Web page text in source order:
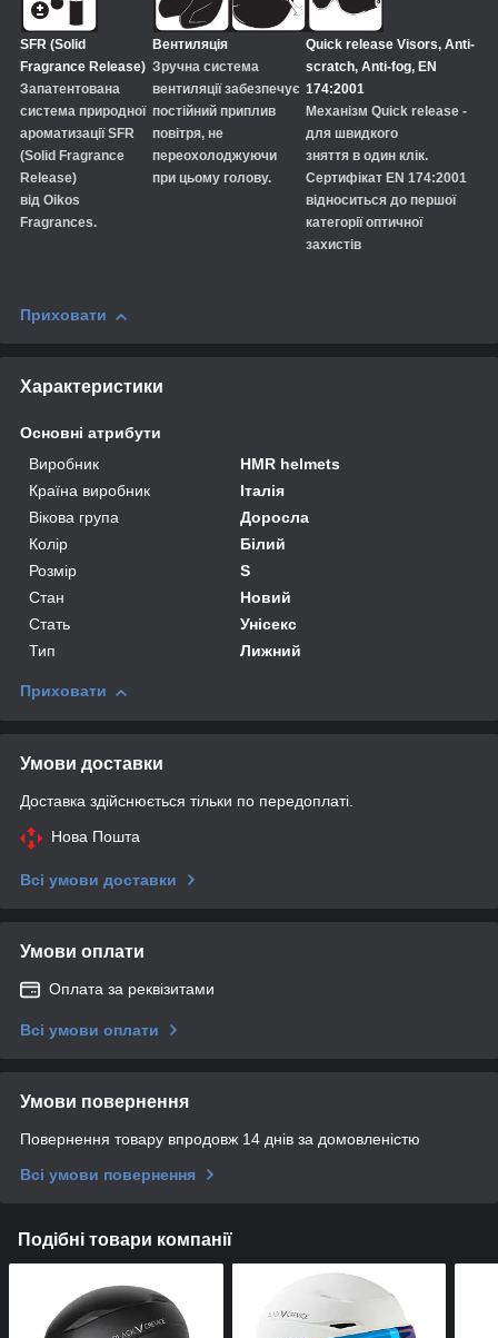
SFR (Solid
Fragrance Release)
Запатентована
система природної
ароматизації SFR
(Solid Fragrance
Release)
від Oikos
Fragrances.
Вентиляція
Зручна система
вентиляції забезпечує
постійний приплив
повітря, не
переохолоджуючи
при цьому голову.
Quick release Visors, Anti-
scratch, Anti-fog, EN
174:2001
Механізм Quick release -
для швидкого
зняття в один клік.
Сертифікат EN 174:2001
відноситься до першої
категорії оптичної
захистів
Приховати
Характеристики
Основні атрибути
Виробник
HMR helmets
Країна виробник
Італія
Вікова група
Доросла
Колір
Білий
Розмір
S
Стан
Новий
Стать
Унісекс
Тип
Лижний
Приховати
Умови доставки
Доставка здійснюється тільки по передоплаті.
Нова Пошта
Всі умови доставки
Умови оплати
Оплата за реквізитами
Всі умови оплати
Умови повернення
Повернення товару впродовж 14 днів за домовленістю
Всі умови повернення
Подібні товари компанії